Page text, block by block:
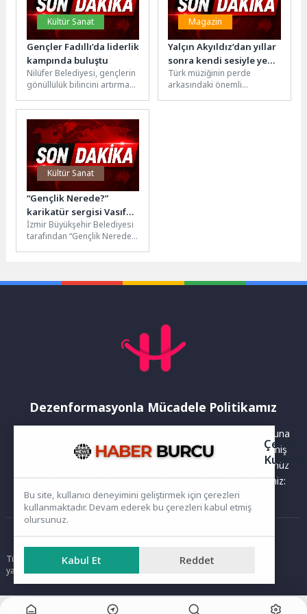
Kültür Sanat
Gençler Fadıllı’da liderlik
kampında buluştu
Nilüfer Belediyesi, gençlerin
gönüllülük bilincini artırmak,
geçirmelerini sağlamak için
“Nilüfer Sürdürülebilir...
Magazin
Yalçın Akyıldız’dan yıllar
sonra kendi sesiyle yeni
şarkı!
Türk müziğinin perde
arkasındaki önemli
Kültür Sanat
“Gençlik Nerede?”
karikatür sergisi Vasıf
Çınar Meydanı’nda
İzmir Büyükşehir Belediyesi
tarafından “Gençlik Nerede?”
sergi, 29...
Dezenformasyonla Mücadele Politikamız
Yayınlanan haberler doğruluk ilkesi gözetilerek hazırlanır. Buna
rağmen bazı içeriklerde eksik, hatalı veya güncelliğini yitirmiş
bilgiler bulunabilir.Yanlış veya yanıltıcı olduğunu düşündüğünüz
haberleri aşağıdaki iletişim kanallarından bize bildirebilirsiniz:
Ana Sayfa
Tüm hakları saklıdır. Sitede yer alan içerikler izinsiz kopyalanamaz,
yayımlanamaz ve kullanılamaz.
Çerez
Bu site, kullanıcı deneyimini geliştirmek için çerezleri
kullanmaktadır. Devam ederek bu çerezleri kabul etmiş
olursunuz.
Kabul Et Reddet